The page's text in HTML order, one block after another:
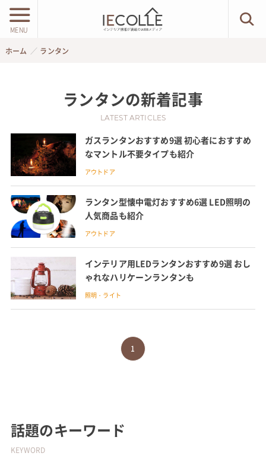
MENU
ホーム ランタン
ランタンの新着記事
LATEST ARTICLES
ガスランタンおすすめ9選 初心者におすすめ
なマントル不要タイプも紹介
アウトドア
ランタン型懐中電灯おすすめ6選 LED照明の
人気商品も紹介
アウトドア
インテリア用LEDランタンおすすめ9選 おし
ゃれなハリケーンランタンも
照明・ライト
1
話題のキーワード
KEYWORD